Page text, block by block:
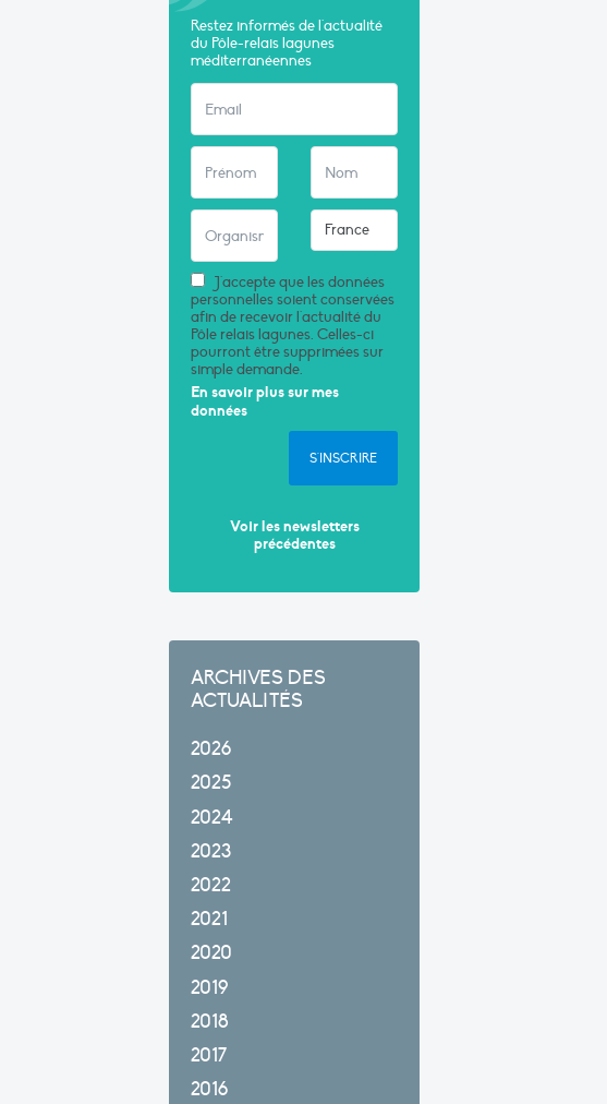
Restez informés de l'actualité
du Pôle-relais lagunes
méditerranéennes
J'accepte que les données
personnelles soient conservées
afin de recevoir l'actualité du
Pôle relais lagunes. Celles-ci
pourront être supprimées sur
simple demande.
En savoir plus sur mes
données
S'INSCRIRE
Voir les newsletters
précédentes
ARCHIVES DES
ACTUALITÉS
2026
2025
2024
2023
2022
2021
2020
2019
2018
2017
2016